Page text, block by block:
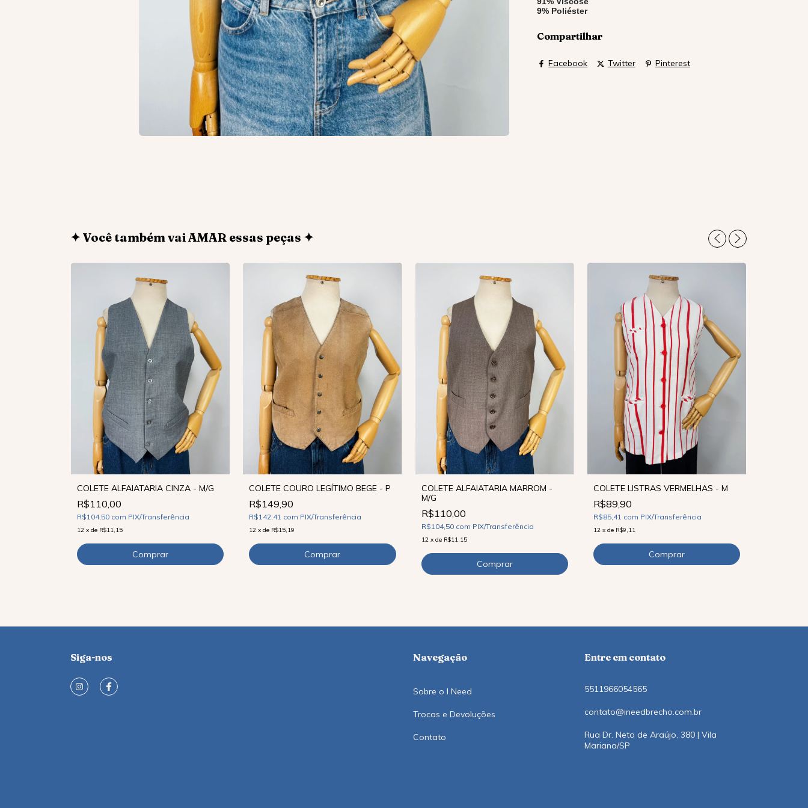
9% Poliéster
Compartilhar
Facebook Twitter Pinterest
✦ Você também vai AMAR essas peças ✦
COLETE ALFAIATARIA CINZA - M/G
R$110,00
R$104,50 com PIX/Transferência
12 x de R$11,15
COLETE COURO LEGÍTIMO BEGE - P
R$149,90
R$142,41 com PIX/Transferência
12 xde R$15,19
COLETE ALFAIATARIA MARROM -
M/G
R$110,00
R$104,50 com PIX/Transferência
12 x de R$11,15
COLETE LISTRAS VERMELHAS - M
R$89,90
R$85,41 com PIX/Transferência
12 x de R$9,11
Siga-nos Navegação
Sobre o I Need
Trocas e Devoluções
Contato
Entre em contato
5511966054565
contato@ineedbrecho.com.br
Rua Dr. Neto de Araújo, 380 | Vila
Mariana/SP